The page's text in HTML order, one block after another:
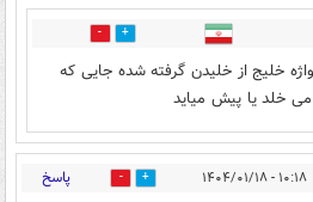
1
خلیج از خلیدن گرفته شده جایی که
خلد یا پیش میاید
۱۰:۱۸ - ۱۴۰۴/۰۱/۱۸ 27 پاسخ